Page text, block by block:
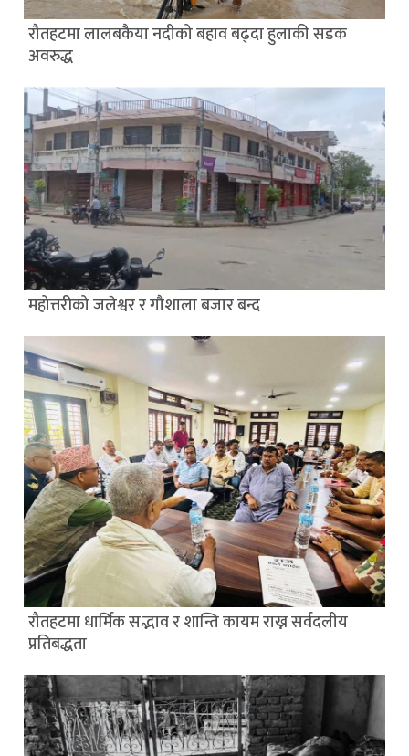
रौतहटमा लालबकैया नदीको बहाव बढ्दा हुलाकी सडक
अवरुद्ध
महोत्तरीको जलेश्वर र गौशाला बजार बन्द
रौतहटमा धार्मिक सद्भाव र शान्ति कायम राख्न सर्वदलीय
प्रतिबद्धता